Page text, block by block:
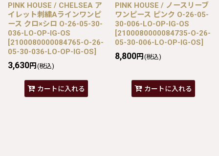
PINK HOUSE / CHELSEA ア
イレット刺繍Aラインワンピ
ース クロ×シロ O-26-05-30-
036-LO-OP-IG-OS
[2100080000084765-O-26-
05-30-036-LO-OP-IG-OS]
3,630円 (税込)
カートに入れる
PINK HOUSE / ノースリーブ
ワンピース ピンク O-26-05-
30-006-LO-OP-IG-OS
[2100080000084735-O-26-
05-30-006-LO-OP-IG-OS]
8,800円 (税込)
カートに入れる